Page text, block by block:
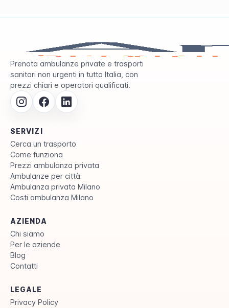
Prenota ambulanze private e trasporti
sanitari non urgenti in tutta Italia, con
prezzi chiari e operatori qualificati.
SERVIZI
Cerca un trasporto
Come funziona
Prezzi ambulanza privata
Ambulanze per città
Ambulanza privata Milano
Costi ambulanza Milano
AZIENDA
Chi siamo
Per le aziende
Blog
Contatti
LEGALE
Privacy Policy